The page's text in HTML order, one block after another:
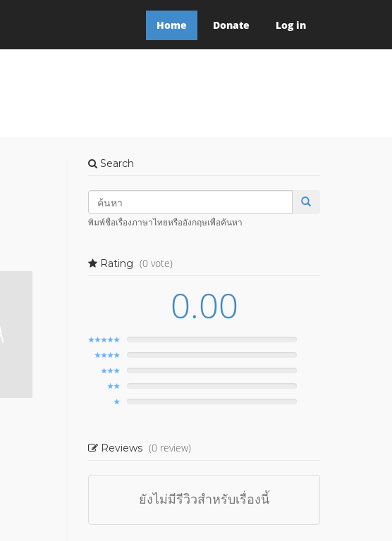
Home Donate Log in
Search
พิมพ์ชื่อเรื่องภาษาไทยหรืออังกฤษเพื่อค้นหา
Rating (0 vote)
0.00
Reviews (0 review)
ยังไม่มีรีวิวสำหรับเรื่องนี้